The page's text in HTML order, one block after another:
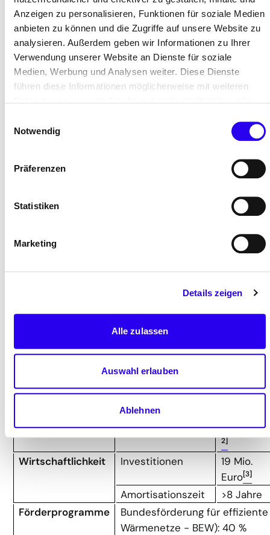
Anzeigen zu personalisieren, Funktionen für soziale Medien
anbieten zu können und die Zugriffe auf unsere Website zu
analysieren. Außerdem geben wir Informationen zu Ihrer
Verwendung unserer Website an Dienste für soziale
Medien, Werbung und Analysen weiter. Diese Dienste
führen diese Informationen möglicherweise mit weiteren
haben.
Notwendig
Präferenzen
Statistiken
Marketing
Details zeigen
Alle zulassen
Auswahl erlauben
Ablehnen
„Elektroenergie zu Wärme“) versteht man die
Erzeugung von Wärme unter dem Einsatz von
elektrischer Energie.
Angaben zum Unternehmen
Stadt.Energie.Speicher
/ denkmalstadt GmbH
Land/Bundesland
Deutschland / Bremen
Bewertungskriterien zum Projekt
7.013
MWh/Jahr
davon
(Erdgas)
und 240
(Strom)
Energieeinsparung
Klimaschutz
CO e-Einsparung
1.455
CO2e/
2]
Wirtschaftlichkeit Investitionen
19 Mio.
Euro[3]
Amortisationszeit
>8 Jahre
Förderprogramme
Bundesförderung für effiziente
Wärmenetze - BEW): 40 %